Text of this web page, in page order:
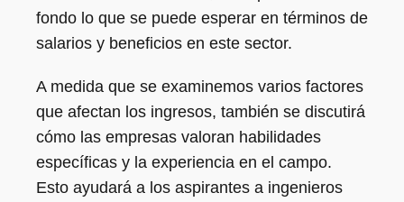
fondo lo que se puede esperar en términos de
salarios y beneficios en este sector.
A medida que se examinemos varios factores
que afectan los ingresos, también se discutirá
cómo las empresas valoran habilidades
específicas y la experiencia en el campo.
Esto ayudará a los aspirantes a ingenieros